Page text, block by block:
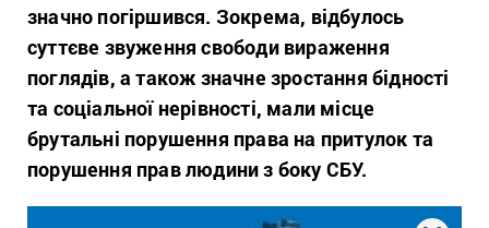
значно погіршився. Зокрема, відбулось
суттєве звуження свободи вираження
поглядів, а також значне зростання бідності
та соціальної нерівності, мали місце
брутальні порушення права на притулок та
порушення прав людини з боку СБУ.